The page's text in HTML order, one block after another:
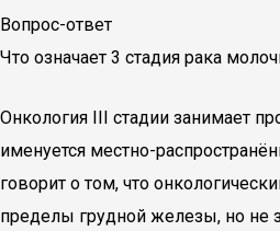
Вопрос-ответ
Что означает 3 стадия рака
Онкология III стадии занимает
именуется местно-
говорит о том, что
пределы грудной железы, но не